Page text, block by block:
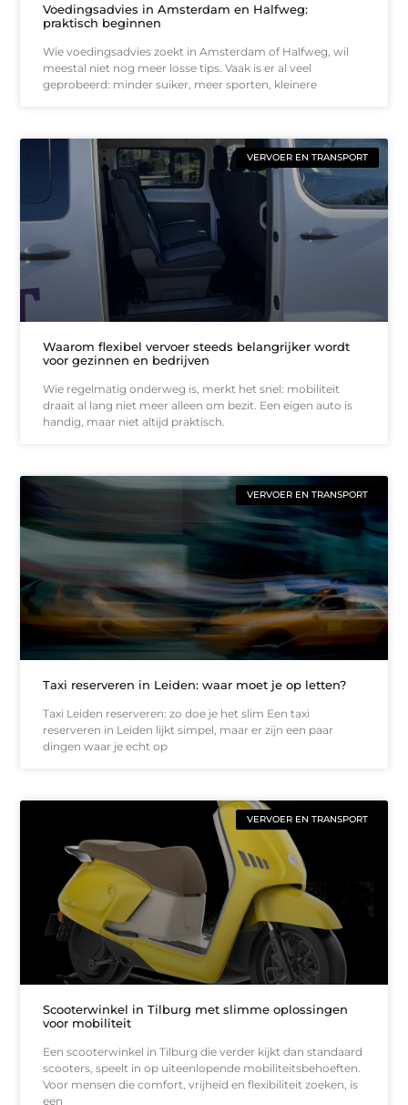
Voedingsadvies in Amsterdam en Halfweg:
praktisch beginnen
Wie voedingsadvies zoekt in Amsterdam of Halfweg, wil
meestal niet nog meer losse tips. Vaak is er al veel
geprobeerd: minder suiker, meer sporten, kleinere
VERVOER EN TRANSPORT
Waarom flexibel vervoer steeds belangrijker wordt
voor gezinnen en bedrijven
Wie regelmatig onderweg is, merkt het snel: mobiliteit
draait al lang niet meer alleen om bezit. Een eigen auto is
handig, maar niet altijd praktisch.
VERVOER EN TRANSPORT
Taxi reserveren in Leiden: waar moet je op letten?
Taxi Leiden reserveren: zo doe je het slim Een taxi
reserveren in Leiden lijkt simpel, maar er zijn een paar
dingen waar je echt op
VERVOER EN TRANSPORT
Scooterwinkel in Tilburg met slimme oplossingen
voor mobiliteit
Een scooterwinkel in Tilburg die verder kijkt dan standaard
scooters, speelt in op uiteenlopende mobiliteitsbehoeften.
Voor mensen die comfort, vrijheid en flexibiliteit zoeken, is
een